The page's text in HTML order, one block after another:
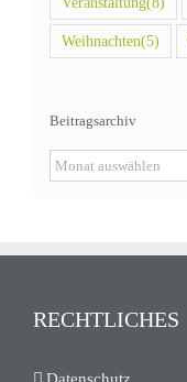
Weihnachten(5)
Beitragsarchiv
Beitragsarchiv
RECHTLICHES